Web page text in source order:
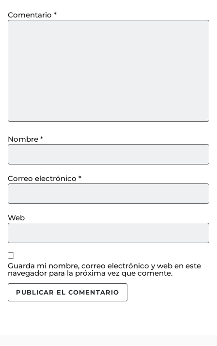
Comentario *
Nombre *
Correo electrónico *
Web
Guarda mi nombre, correo electrónico y web en este
navegador para la próxima vez que comente.